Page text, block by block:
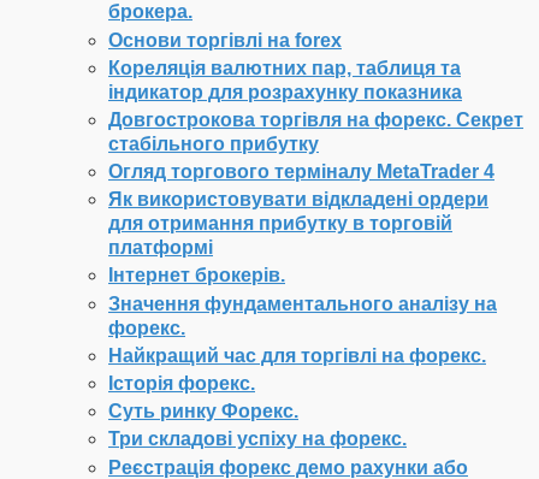
брокера.
Основи торгівлі на forex
Кореляція валютних пар, таблиця та
індикатор для розрахунку показника
Довгострокова торгівля на форекс. Секрет
стабільного прибутку
Огляд торгового терміналу MetaTrader 4
Як використовувати відкладені ордери
для отримання прибутку в торговій
платформі
Інтернет брокерів.
Значення фундаментального аналізу на
форекс.
Найкращий час для торгівлі на форекс.
Історія форекс.
Суть ринку Форекс.
Три складові успіху на форекс.
Реєстрація форекс демо рахунки або